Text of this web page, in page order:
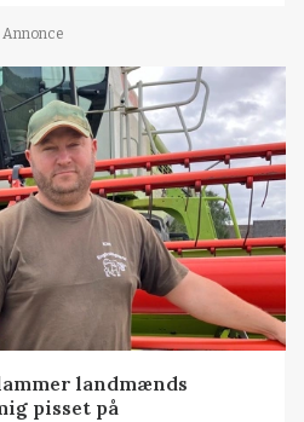
Annonce
landmænds
pisset på